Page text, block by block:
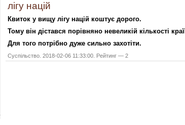
лігу націй
Квиток у вищу лігу націй коштує дорого.
Тому він дістався порівняно невеликій кількості
Для того потрібно дуже сильно захотіти.
Суспільство. 2018-02-06 11:33:00. Рейтинг — 2